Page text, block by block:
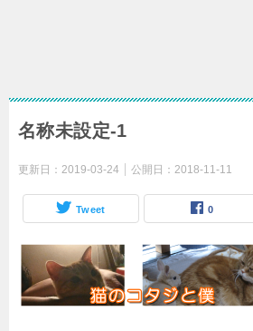
名称未設定-1
更新日： 2019-03-24 公開日： 2018-11-11
Tweet 0